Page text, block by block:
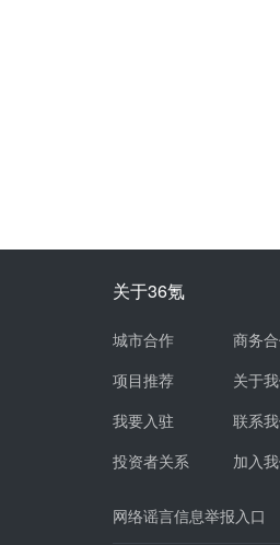
关于36氪
城市合作
项目推荐
我要入驻
投资者关系
商务
关于
联系
加入
网络谣言信息举报入口